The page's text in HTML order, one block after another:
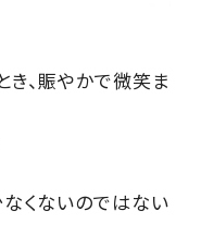
、賑やかで微笑ま
くないのではない